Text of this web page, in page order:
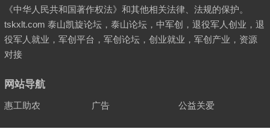
《中华人民共和国著作权法》和其他相关法律、法规的保护。
tskxlt.com 泰山凯旋论坛，泰山论坛，中军创，退役军人创业，退
役军人就业，军创平台，军创论坛，创业就业，军创产业，资源
对接
网站导航
惠工助农 广告 公益关爱